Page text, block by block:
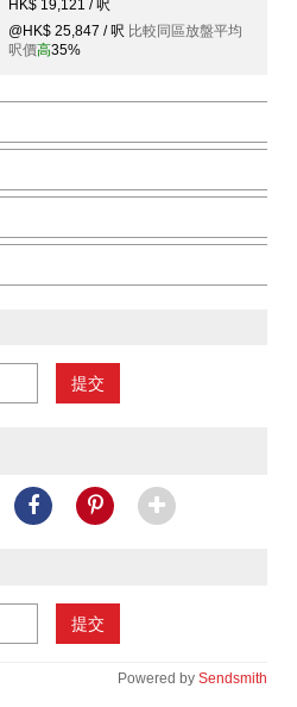
HK$ 19,121 / 呎
@HK$ 25,847 / 呎 比較同區放盤平均
呎價高35%
提交
提交
Powered by Sendsmith